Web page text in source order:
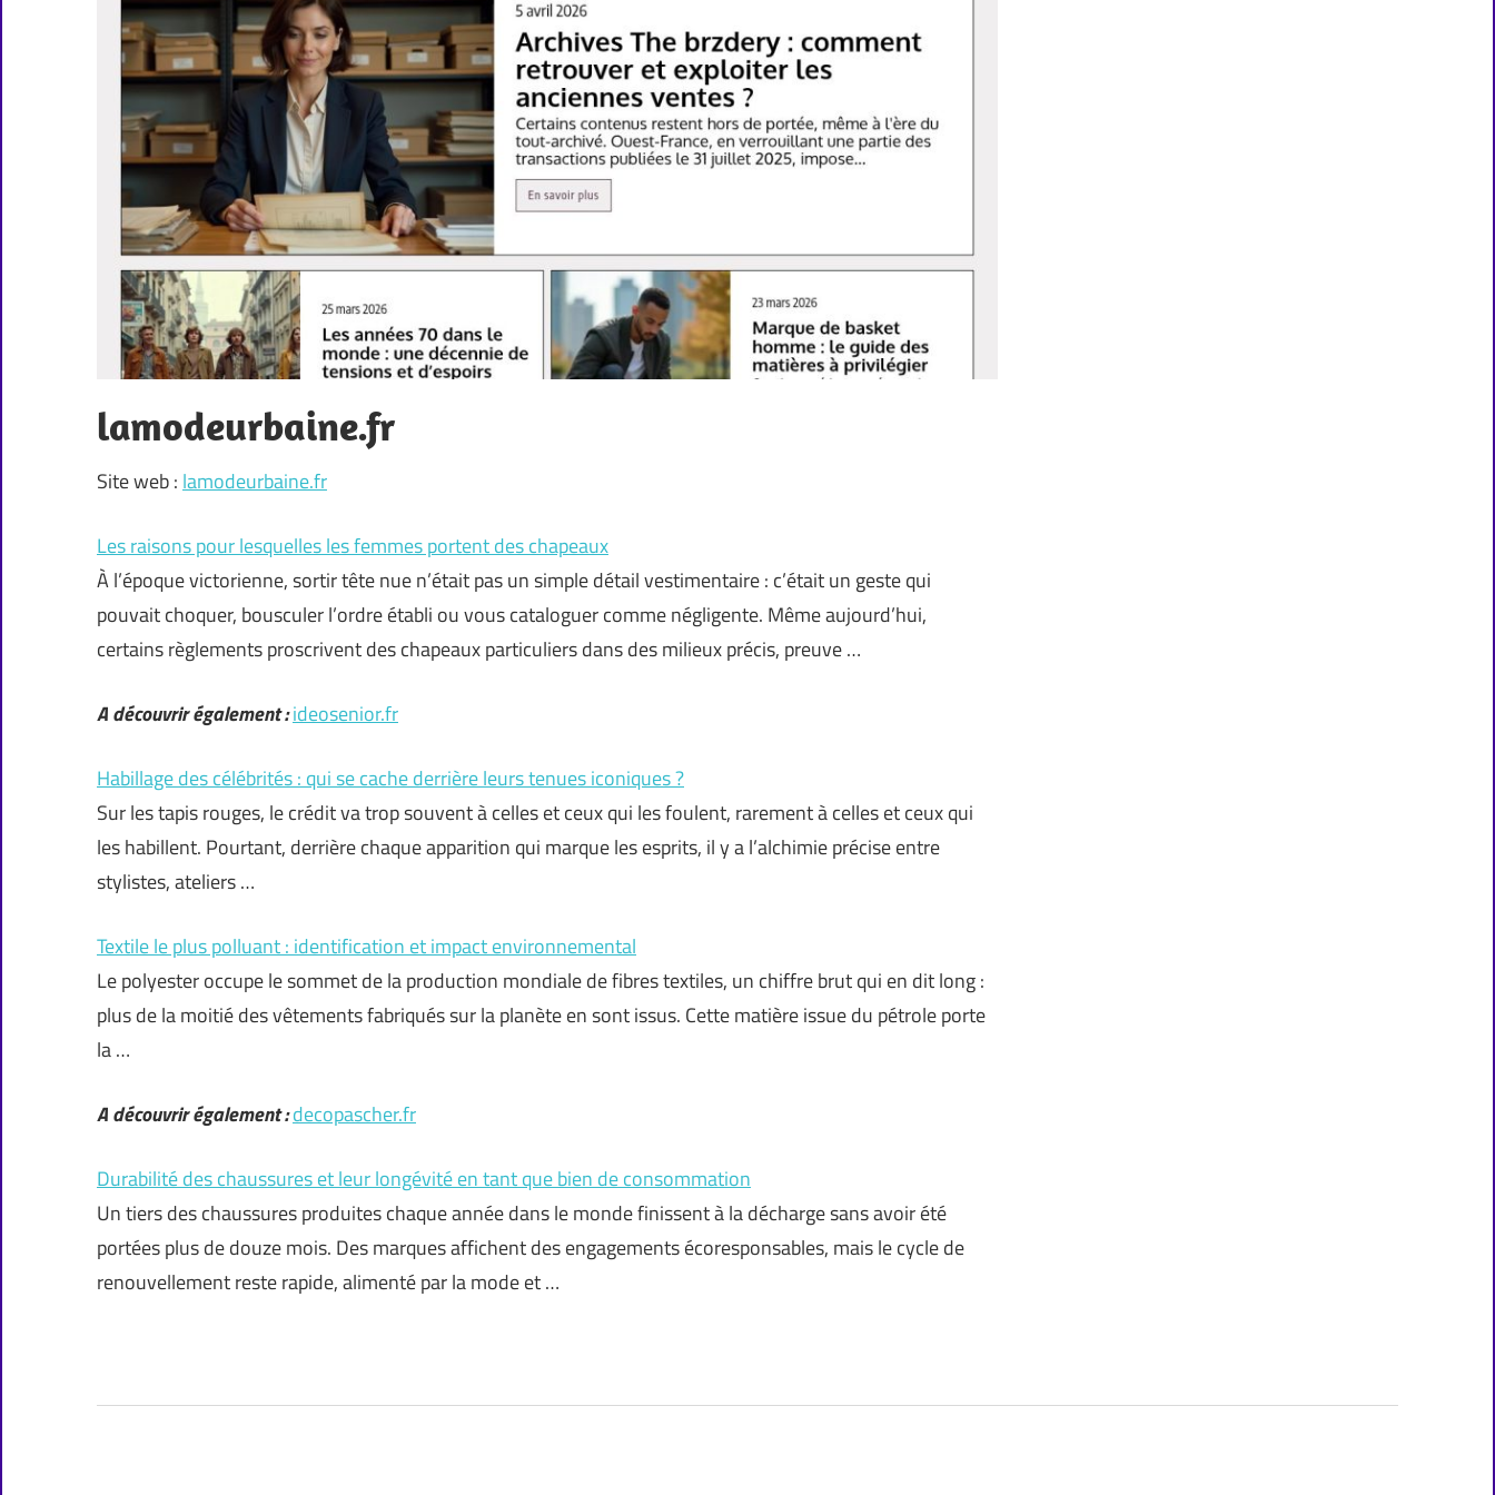
lamodeurbaine.fr
Site web : lamodeurbaine.fr
Les raisons pour lesquelles les femmes portent des chapeaux
À l’époque victorienne, sortir tête nue n’était pas un simple détail vestimentaire : c’était un geste qui
pouvait choquer, bousculer l’ordre établi ou vous cataloguer comme négligente. Même aujourd’hui,
certains règlements proscrivent des chapeaux particuliers dans des milieux précis, preuve …
A découvrir également :ideosenior.fr
Habillage des célébrités : qui se cache derrière leurs tenues iconiques ?
Sur les tapis rouges, le crédit va trop souvent à celles et ceux qui les foulent, rarement à celles et ceux qui
les habillent. Pourtant, derrière chaque apparition qui marque les esprits, il y a l’alchimie précise entre
stylistes, ateliers …
Textile le plus polluant : identification et impact environnemental
Le polyester occupe le sommet de la production mondiale de fibres textiles, un chiffre brut qui en dit long :
plus de la moitié des vêtements fabriqués sur la planète en sont issus. Cette matière issue du pétrole porte
la …
A découvrir également :decopascher.fr
Durabilité des chaussures et leur longévité en tant que bien de consommation
Un tiers des chaussures produites chaque année dans le monde finissent à la décharge sans avoir été
portées plus de douze mois. Des marques affichent des engagements écoresponsables, mais le cycle de
renouvellement reste rapide, alimenté par la mode et …